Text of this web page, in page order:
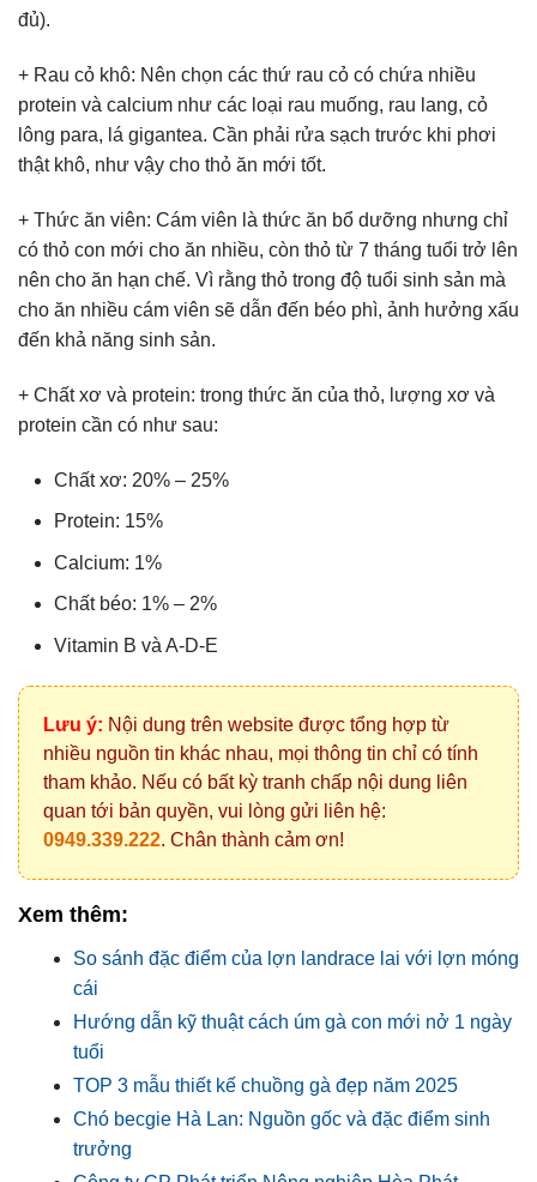
đủ).
+ Rau cỏ khô: Nên chọn các thứ rau cỏ có chứa nhiều
protein và calcium như các loại rau muống, rau lang, cỏ
lông para, lá gigantea. Cần phải rửa sạch trước khi phơi
thật khô, như vậy cho thỏ ăn mới tốt.
+ Thức ăn viên: Cám viên là thức ăn bổ dưỡng nhưng chỉ
có thỏ con mới cho ăn nhiều, còn thỏ từ 7 tháng tuổi trở lên
nên cho ăn hạn chế. Vì rằng thỏ trong độ tuổi sinh sản mà
cho ăn nhiều cám viên sẽ dẫn đến béo phì, ảnh hưởng xấu
đến khả năng sinh sản.
+ Chất xơ và protein: trong thức ăn của thỏ, lượng xơ và
protein cần có như sau:
Chất xơ: 20% – 25%
Protein: 15%
Calcium: 1%
Chất béo: 1% – 2%
Vitamin B và A-D-E
Lưu ý: Nội dung trên website được tổng hợp từ
nhiều nguồn tin khác nhau, mọi thông tin chỉ có tính
tham khảo. Nếu có bất kỳ tranh chấp nội dung liên
quan tới bản quyền, vui lòng gửi liên hệ:
0949.339.222. Chân thành cảm ơn!
Xem thêm:
So sánh đặc điểm của lợn landrace lai với lợn móng
cái
Hướng dẫn kỹ thuật cách úm gà con mới nở 1 ngày
tuổi
TOP 3 mẫu thiết kế chuồng gà đẹp năm 2025
Chó becgie Hà Lan: Nguồn gốc và đặc điểm sinh
trưởng